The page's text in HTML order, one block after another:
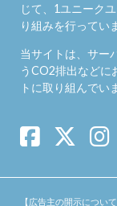
じて、1ユニーク
り組みを行ってい
当サイトは、サー
うCO2排出などに
トに取り組んでい
【広告主の開示について